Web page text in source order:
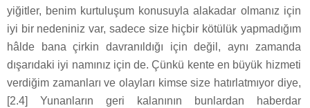
yiğitler, benim kurtuluşum konusuyla alakadar olmanız için
iyi bir nedeniniz var, sadece size hiçbir kötülük yapmadığım
hâlde bana çirkin davranıldığı için değil, aynı zamanda
dışarıdaki iyi namınız için de. Çünkü kente en büyük hizmeti
verdiğim zamanları ve olayları kimse size hatırlatmıyor diye,
[2.4] Yunanların geri kalanının bunlardan haberdar